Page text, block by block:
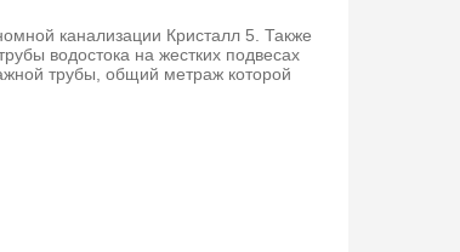
канализации Кристалл 5. Также
водостока на жестких подвесах
трубы, общий метраж которой